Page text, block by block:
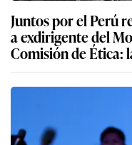
Juntos por el Perú
a exdirigente del
Comisión de Ética: